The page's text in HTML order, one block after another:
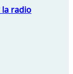
la radio